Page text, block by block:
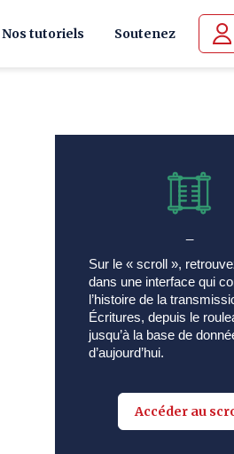
Nos tutoriels Soutenez
Sur le « scroll »,
dans une interface qui
l’histoire de la
Écritures, depuis le
jusqu’à la base de
d’aujourd’hui.
Accéder au